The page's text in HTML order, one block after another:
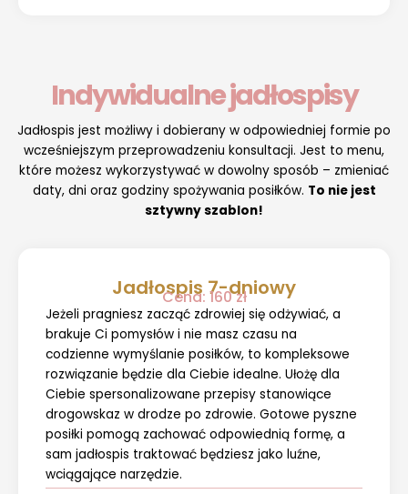
Indywidualne jadłospisy
Jadłospis jest możliwy i dobierany w odpowiedniej formie po
wcześniejszym przeprowadzeniu konsultacji. Jest to menu,
które możesz wykorzystywać w dowolny sposób – zmieniać
daty, dni oraz godziny spożywania posiłków. To nie jest
sztywny szablon!
Jadłospis 7-dniowy
Cena: 160 zł
Jeżeli pragniesz zacząć zdrowiej się odżywiać, a
brakuje Ci pomysłów i nie masz czasu na
codzienne wymyślanie posiłków, to kompleksowe
rozwiązanie będzie dla Ciebie idealne. Ułożę dla
Ciebie spersonalizowane przepisy stanowiące
drogowskaz w drodze po zdrowie. Gotowe pyszne
posiłki pomogą zachować odpowiednią formę, a
sam jadłospis traktować będziesz jako luźne,
wciągające narzędzie.